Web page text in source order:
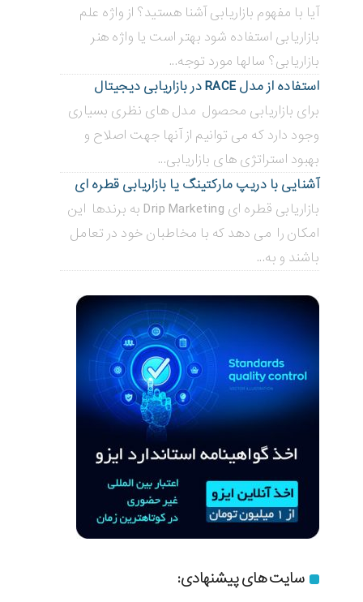
آیا با مفهوم بازاریابی آشنا هستید؟ از واژه علم
بازاریابی استفاده شود بهتر است یا واژه هنر
بازاریابی؟ سالها مورد توجه...
استفاده از مدل RACE در بازاریابی دیجیتال
برای بازاریابی محصول مدل های نظری بسیاری
وجود دارد که می توانیم از آنها جهت اصلاح و
بهبود استراتژی های بازاریابی...
آشنایی با دریپ مارکتینگ یا بازاریابی قطره ای
بازاریابی قطره ای Drip Marketing به برندها این
امکان را می دهد که با مخاطبان خود در تعامل
باشند و به...
سایت های پیشنهادی: